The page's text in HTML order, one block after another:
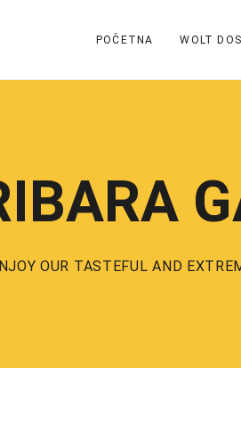
POČETNA WOLT
OUR TASTEFUL AND